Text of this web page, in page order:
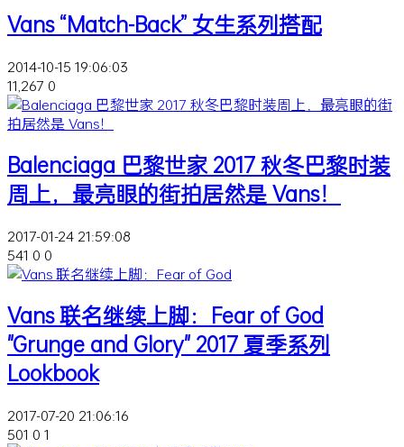
Vans “Match-Back” 女生系列搭配
2014-10-15 19:06:03
11,267 0
Balenciaga 巴黎世家 2017 秋冬巴黎时装
周上，最亮眼的街拍居然是 Vans！
2017-01-24 21:59:08
541 0 0
Vans 联名继续上脚：Fear of God
"Grunge and Glory" 2017 夏季系列
Lookbook
2017-07-20 21:06:16
501 0 1